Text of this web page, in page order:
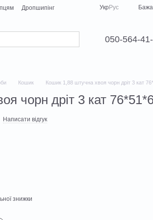
Дропшипінг
УкрРус
050-564-
Кошик Кошик 1,88 штучна хвоя чорн дріт 3 кат
чорн дріт 3 кат
Написати відгук
знижки